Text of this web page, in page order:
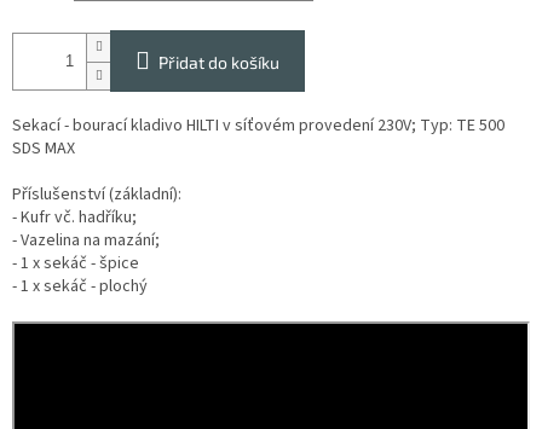
Přidat do košíku
Sekací - bourací kladivo HILTI v síťovém provedení 230V; Typ: TE 500
SDS MAX
Příslušenství (základní):
- Kufr vč. hadříku;
- Vazelina na mazání;
- 1 x sekáč - špice
- 1 x sekáč - plochý